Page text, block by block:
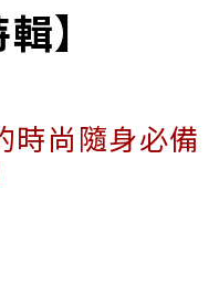
】
時尚隨身必備